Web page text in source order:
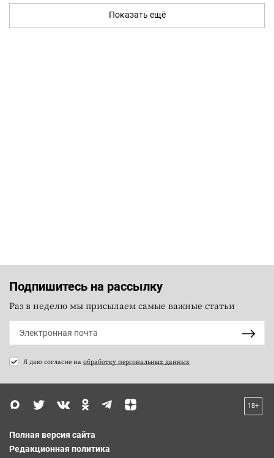
Показать ещё
Подпишитесь на рассылку
Раз в неделю мы присылаем самые важные статьи
Я даю согласие на обработку персональных данных
18+
Полная версия сайта
Редакционная политика